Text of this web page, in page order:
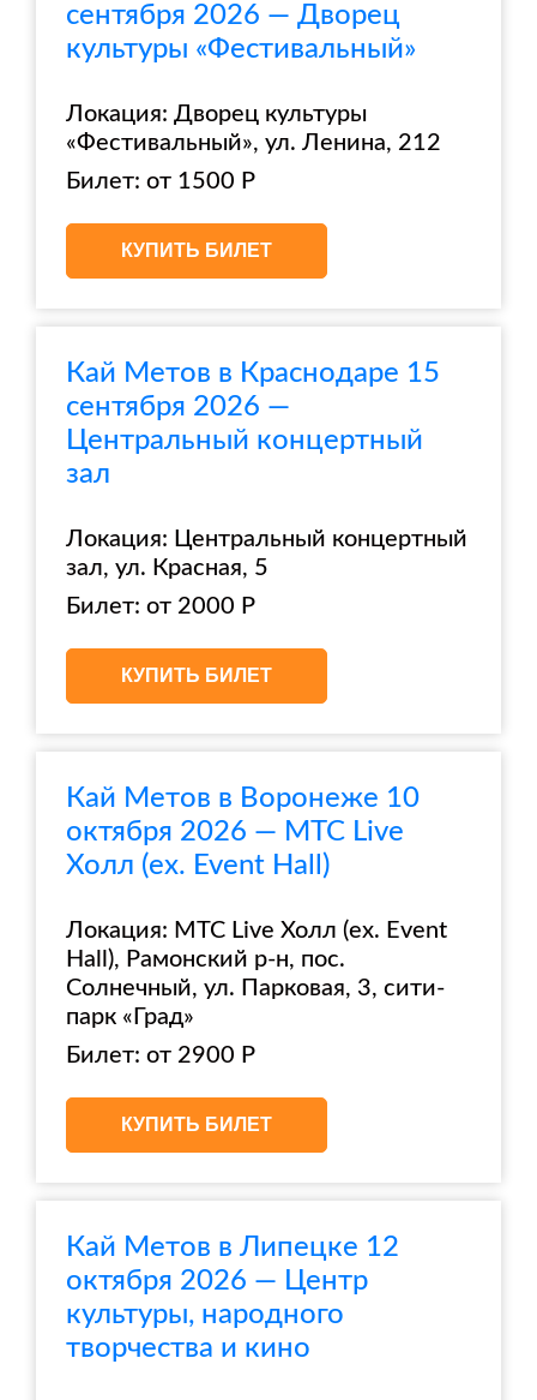
сентября 2026 — Дворец
культуры «Фестивальный»
Локация: Дворец культуры
«Фестивальный», ул. Ленина, 212
Билет: от 1500 Р
КУПИТЬ БИЛЕТ
Кай Метов в Краснодаре 15
сентября 2026 —
Центральный концертный
зал
Локация: Центральный концертный
зал, ул. Красная, 5
Билет: от 2000 Р
КУПИТЬ БИЛЕТ
Кай Метов в Воронеже 10
октября 2026 — МТС Live
Холл (ex. Event Hall)
Локация: МТС Live Холл (ex. Event
Hall), Рамонский р-н, пос.
Солнечный, ул. Парковая, 3, сити-
парк «Град»
Билет: от 2900 Р
КУПИТЬ БИЛЕТ
Кай Метов в Липецке 12
октября 2026 — Центр
культуры, народного
творчества и кино